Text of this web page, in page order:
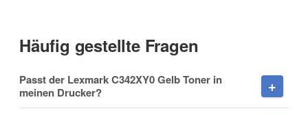
Häufig gestellte Fragen
Passt der Lexmark C342XY0 Gelb Toner in
meinen Drucker?